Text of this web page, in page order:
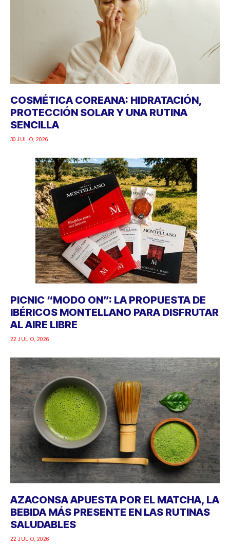
COSMÉTICA COREANA: HIDRATACIÓN,
PROTECCIÓN SOLAR Y UNA RUTINA
SENCILLA
30 JULIO, 2026
PICNIC “MODO ON”: LA PROPUESTA DE
IBÉRICOS MONTELLANO PARA DISFRUTAR
AL AIRE LIBRE
22 JULIO, 2026
AZACONSA APUESTA POR EL MATCHA, LA
BEBIDA MÁS PRESENTE EN LAS RUTINAS
SALUDABLES
22 JULIO, 2026